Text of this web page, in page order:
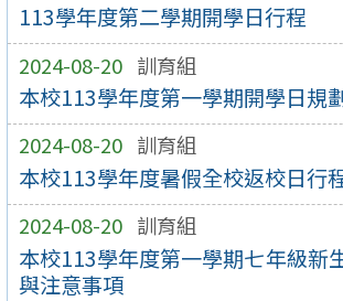
113學年度第二學期開學日行程
2024-08-20 訓育組
本校113學年度第一學期開學日規
2024-08-20 訓育組
本校113學年度暑假全校返校日行
2024-08-20 訓育組
本校113學年度第一學期七年級新
與注意事項